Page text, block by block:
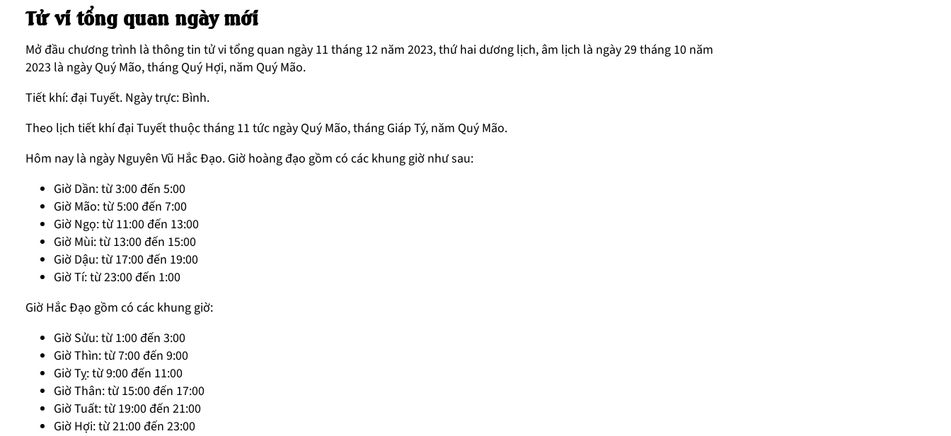
Tử vi tổng quan ngày mới
Mở đầu chương trình là thông tin tử vi tổng quan ngày 11 tháng 12 năm 2023, thứ hai dương lịch, âm lịch là ngày 29 tháng 10 năm
2023 là ngày Quý Mão, tháng Quý Hợi, năm Quý Mão.
Tiết khí: đại Tuyết. Ngày trực: Bình.
Theo lịch tiết khí đại Tuyết thuộc tháng 11 tức ngày Quý Mão, tháng Giáp Tý, năm Quý Mão.
Hôm nay là ngày Nguyên Vũ Hắc Đạo. Giờ hoàng đạo gồm có các khung giờ như sau:
Giờ Dần: từ 3:00 đến 5:00
Giờ Mão: từ 5:00 đến 7:00
Giờ Ngọ: từ 11:00 đến 13:00
Giờ Mùi: từ 13:00 đến 15:00
Giờ Dậu: từ 17:00 đến 19:00
Giờ Tí: từ 23:00 đến 1:00
Giờ Hắc Đạo gồm có các khung giờ:
Giờ Sửu: từ 1:00 đến 3:00
Giờ Thìn: từ 7:00 đến 9:00
Giờ Tỵ: từ 9:00 đến 11:00
Giờ Thân: từ 15:00 đến 17:00
Giờ Tuất: từ 19:00 đến 21:00
Giờ Hợi: từ 21:00 đến 23:00